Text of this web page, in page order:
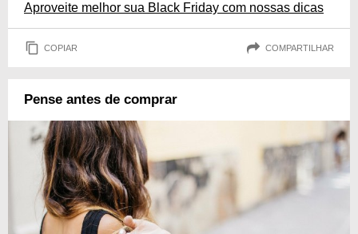
Aproveite melhor sua Black Friday com nossas dicas
COPIAR COMPARTILHAR
Pense antes de comprar